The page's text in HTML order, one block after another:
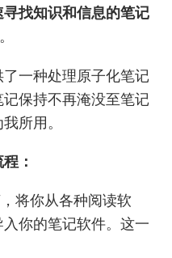
找知识和信息的笔记
。
一种处理原子化笔记
保持不再淹没至笔记
所用。
：
将你从各种阅读软
你的笔记软件。这一